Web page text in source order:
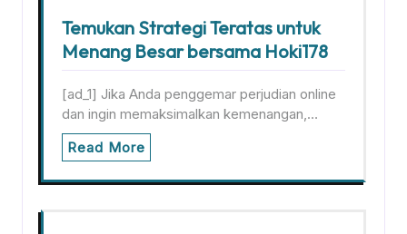
Temukan Strategi Teratas untuk
Menang Besar bersama Hoki178
[ad_1] Jika Anda penggemar perjudian online
dan ingin memaksimalkan kemenangan,…
Read More